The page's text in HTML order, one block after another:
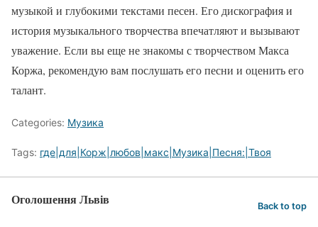
музыкой и глубокими текстами песен. Его дискография и
история музыкального творчества впечатляют и вызывают
уважение. Если вы еще не знакомы с творчеством Макса
Коржа, рекомендую вам послушать его песни и оценить его
талант.
Categories: Музика
Tags: где|для|Корж|любов|макс|Музика|Песня:|Твоя
Оголошення Львів Back to top